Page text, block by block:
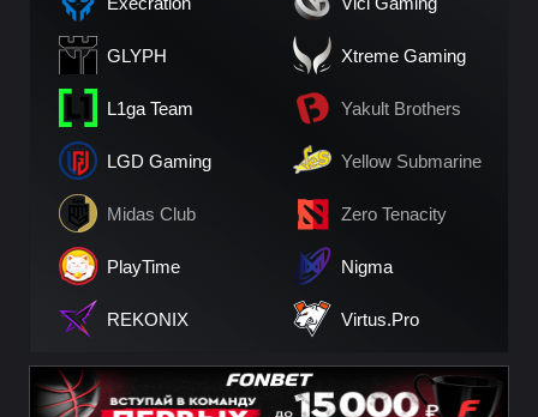
GLYPH
L1ga Team
LGD Gaming
Midas Club
PlayTime
REKONIX
Xtreme Gaming
Yakult Brothers
Yellow Submarine
Zero Tenacity
Nigma
Virtus.Pro